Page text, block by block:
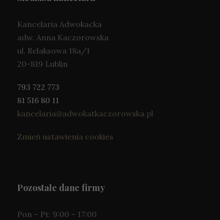
Kancelaria Adwokacka
adw. Anna Kaczorowska
ul. Relaksowa 18a/1
20-819 Lublin
793 722 773
81 516 80 11
kancelaria@adwokatkaczorowska.pl
Zmień ustawienia cookies
Pozostałe dane firmy
Pon – Pt: 9:00 – 17:00
li